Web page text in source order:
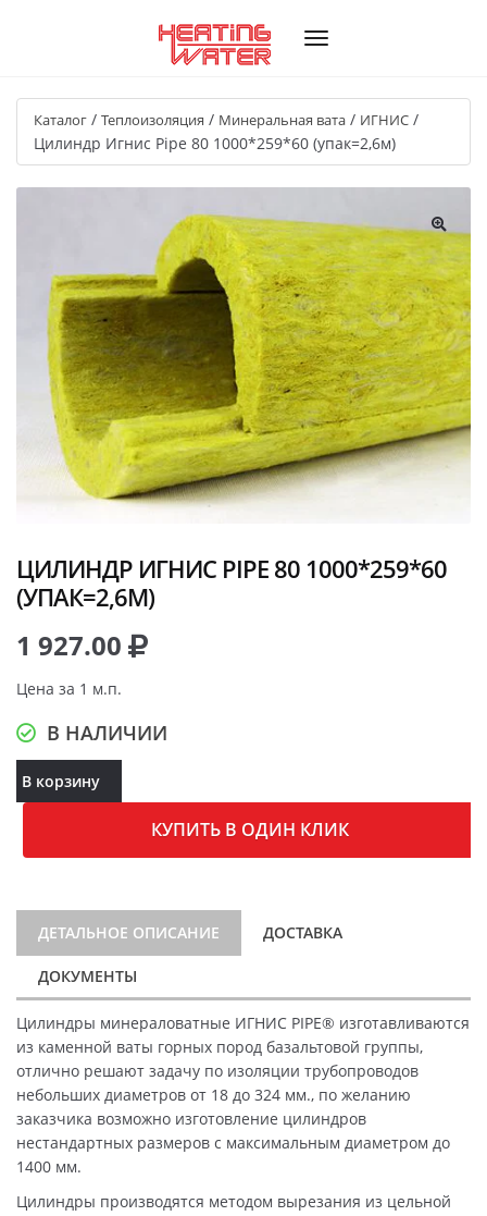
Каталог / Теплоизоляция / Минеральная вата / ИГНИС /
Цилиндр Игнис Pipe 80 1000*259*60 (упак=2,6м)
🔍
ЦИЛИНДР ИГНИС PIPE 80 1000*259*60
(УПАК=2,6М)
1 927.00
Цена за 1 м.п.
В НАЛИЧИИ
В корзину
КУПИТЬ В ОДИН КЛИК
ДЕТАЛЬНОЕ ОПИСАНИЕ ДОСТАВКА
ДОКУМЕНТЫ
Цилиндры минераловатные ИГНИС PIPE® изготавливаются
из каменной ваты горных пород базальтовой группы,
отлично решают задачу по изоляции трубопроводов
небольших диаметров от 18 до 324 мм., по желанию
заказчика возможно изготовление цилиндров
нестандартных размеров с максимальным диаметром до
1400 мм.
Цилиндры производятся методом вырезания из цельной